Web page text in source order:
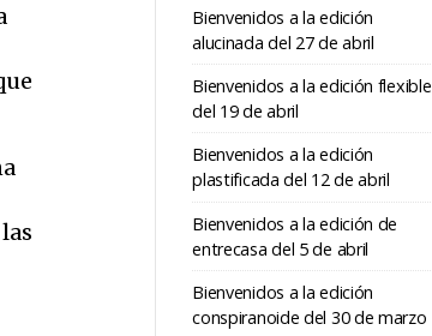
Bienvenidos a la edición
alucinada del 27 de abril
Bienvenidos a la edición flexible
del 19 de abril
Bienvenidos a la edición
plastificada del 12 de abril
Bienvenidos a la edición de
entrecasa del 5 de abril
Bienvenidos a la edición
conspiranoide del 30 de marzo